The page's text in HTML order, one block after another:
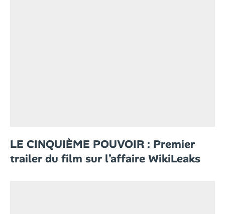
LE CINQUIÈME POUVOIR : Premier
trailer du film sur l’affaire WikiLeaks